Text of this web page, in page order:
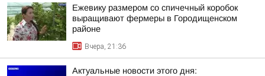
Ежевику размером со спичечный коробок
выращивают фермеры в Городищенском
районе
Вчера, 21:36
Актуальные новости этого дня: